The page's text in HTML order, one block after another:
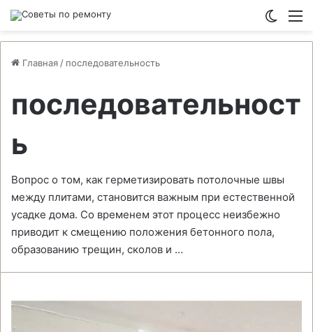
Главная / последовательность
последовательност
ь
Вопрос о том, как герметизировать потолочные швы
между плитами, становится важным при естественной
усадке дома. Со временем этот процесс неизбежно
приводит к смещению положения бетонного пола,
образованию трещин, сколов и …